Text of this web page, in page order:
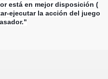
está en mejor disposición (
ejecutar la acción del juego